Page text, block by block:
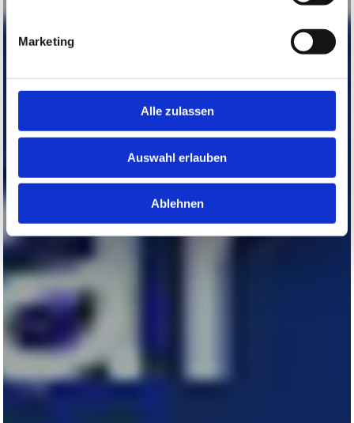
Marketing
Alle zulassen
Auswahl erlauben
Ablehnen